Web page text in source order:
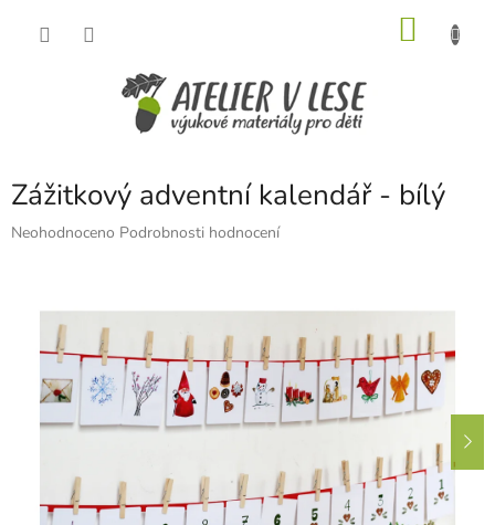
Zážitkový adventní kalendář - bílý
Průměrné
hvězdiček.
Neohodnoceno Podrobnosti hodnocení